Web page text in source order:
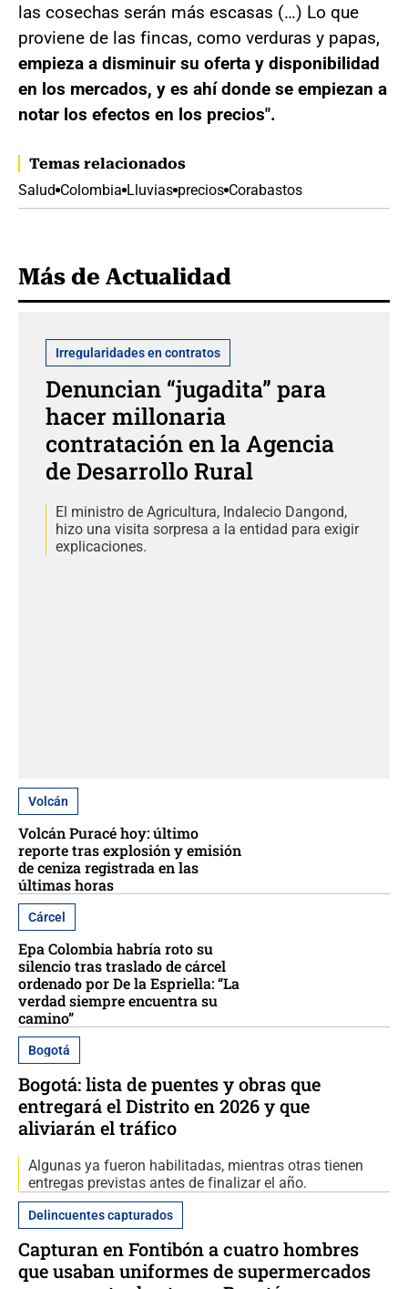
las cosechas serán más escasas (…) Lo que
proviene de las fincas, como verduras y papas,
empieza a disminuir su oferta y disponibilidad
en los mercados, y es ahí donde se empiezan a
notar los efectos en los precios".
Temas relacionados
Salud Colombia Lluvias precios Corabastos
Más de Actualidad
Irregularidades en contratos
Denuncian “jugadita” para
hacer millonaria
contratación en la Agencia
de Desarrollo Rural
El ministro de Agricultura, Indalecio Dangond,
hizo una visita sorpresa a la entidad para exigir
explicaciones.
Volcán
Volcán Puracé hoy: último
reporte tras explosión y emisión
de ceniza registrada en las
últimas horas
Cárcel
Epa Colombia habría roto su
silencio tras traslado de cárcel
ordenado por De la Espriella: “La
verdad siempre encuentra su
camino”
Bogotá
Bogotá: lista de puentes y obras que
entregará el Distrito en 2026 y que
aliviarán el tráfico
Algunas ya fueron habilitadas, mientras otras tienen
entregas previstas antes de finalizar el año.
Delincuentes capturados
Capturan en Fontibón a cuatro hombres
que usaban uniformes de supermercados